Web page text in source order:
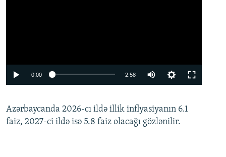
0:00 2:58
360p
480p
Azərbaycanda 2026-cı ildə illik inflyasiyanın 6.1
faiz, 2027-ci ildə isə 5.8 faiz olacağı gözlənilir.